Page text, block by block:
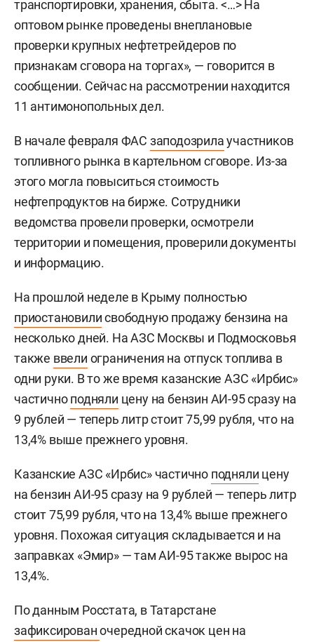
транспортировки, хранения, сбыта. <…> На
оптовом рынке проведены внеплановые
проверки крупных нефтетрейдеров по
признакам сговора на торгах», — говорится в
сообщении. Сейчас на рассмотрении находится
11 антимонопольных дел.
В начале февраля ФАС заподозрилаучастников
топливного рынка в картельном сговоре. Из-за
этого могла повыситься стоимость
нефтепродуктов на бирже. Сотрудники
ведомства провели проверки, осмотрели
территории и помещения, проверили документы
и информацию.
На прошлой неделе в Крыму полностью
приостановилисвободную продажу бензина на
несколько дней. На АЗС Москвы и Подмосковья
также ввели ограничения на отпуск топлива в
одни руки. В то же время казанские АЗС «Ирбис»
частичноподняли цену на бензин АИ-95 сразу на
9 рублей — теперь литр стоит 75,99 рубля, что на
13,4% выше прежнего уровня.
Казанские АЗС «Ирбис» частично подняли цену
на бензин АИ-95 сразу на 9 рублей — теперь литр
стоит 75,99 рубля, что на 13,4% выше прежнего
уровня. Похожая ситуация складывается и на
заправках «Эмир» — там АИ-95 также вырос на
13,4%.
По данным Росстата, в Татарстане
зафиксированочередной скачок цен на